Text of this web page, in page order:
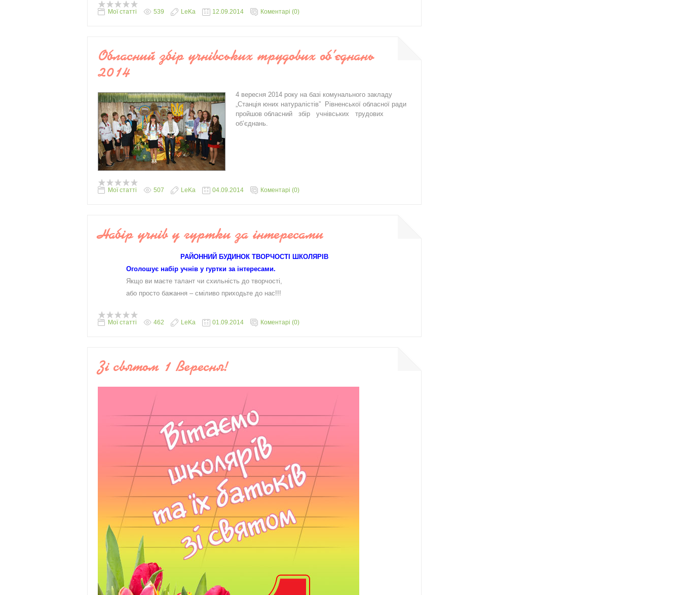
Мої статті 539 LeKa 12.09.2014 Коментарі (0)
Обласний збір учнівських трудових об’єднань
2014
4 вересня 2014 року на базі комунального закладу
„Станція юних натуралістів” Рівненської обласної ради
пройшов обласний збір учнівських трудових
об’єднань.
Мої статті 507 LeKa 04.09.2014 Коментарі (0)
Набір учнів у гуртки за інтересами
РАЙОННИЙ БУДИНОК ТВОРЧОСТІ ШКОЛЯРІВ
Оголошує набір учнів у гуртки за інтересами.
Якщо ви маєте талант чи схильність до творчості,
або просто бажання – сміливо приходьте до нас!!!
Мої статті 462 LeKa 01.09.2014 Коментарі (0)
Зі святом 1 Вересня!